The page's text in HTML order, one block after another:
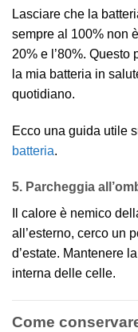
Lasciare che la
sempre al 100% non
20% e l’80%.
la mia batteria in
quotidiano.
Ecco una guida utile
batteria.
5. Parcheggia
Il calore è nemico
all’esterno, cerco un
d’estate. Mantenere
interna delle celle.
Come